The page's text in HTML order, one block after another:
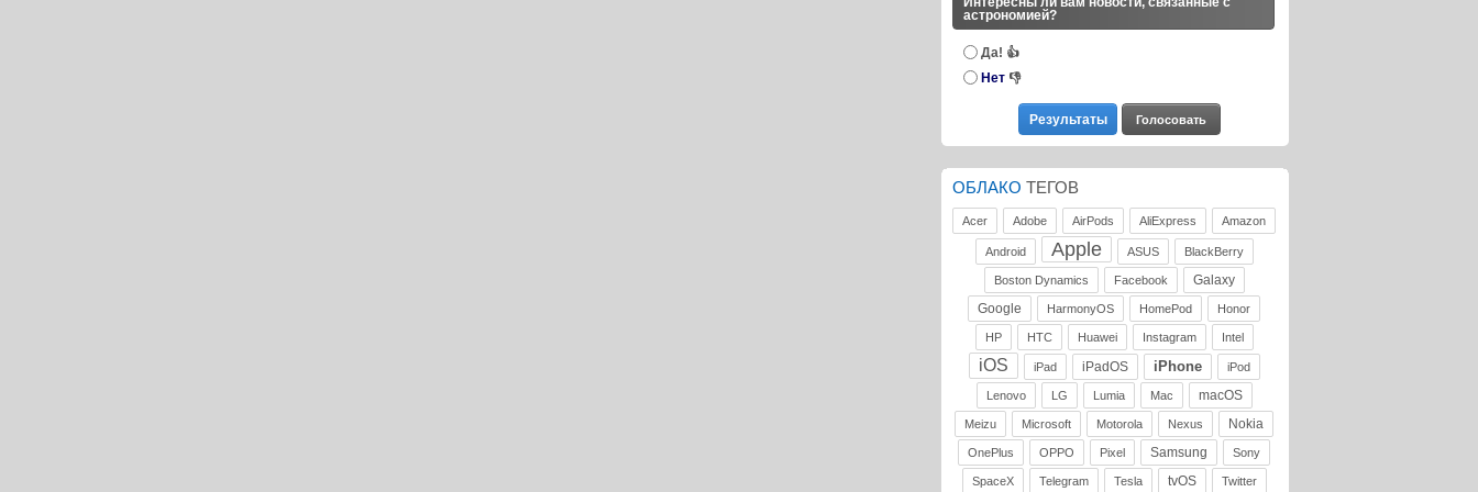
астрономией?
Да! 👍
Нет 👎
ОБЛАКО ТЕГОВ
Acer Adobe AirPods AliExpress Amazon
Android Apple ASUS BlackBerry
Boston Dynamics Facebook
Galaxy
Google
HarmonyOS HomePod Honor
HP HTC Huawei Instagram Intel
iOS iPad iPadOS iPhone iPod
Lenovo LG Lumia Mac macOS
Meizu Microsoft Motorola Nexus Nokia
OnePlus OPPO Pixel Samsung Sony
SpaceX Telegram Tesla tvOS Twitter